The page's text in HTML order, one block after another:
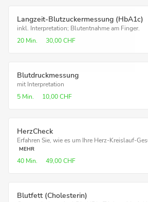
Langzeit-Blutzuckermessung (HbA1c)
inkl. Interpretation; Blutentnahme am Finger.
20 Min.
30,00 CHF
Blutdruckmessung
mit Interpretation
5 Min.
10,00 CHF
Herz­Check
Erfahren Sie, wie es um Ihre Herz-Kreislauf-
MEHR
40 Min. 49,00 CHF
Blutfett (Cholesterin)